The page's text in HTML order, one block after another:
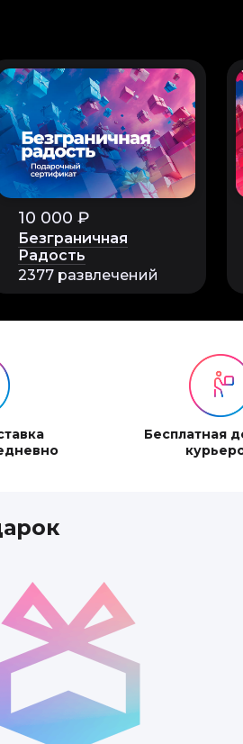
10 000 ₽
Безграничная
Радость
2377 развлечений
Бесплатная